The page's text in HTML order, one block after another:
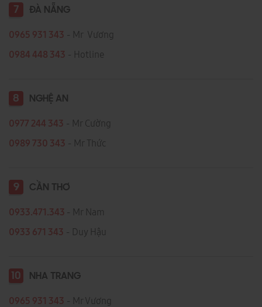
7 ĐÀ NẴNG
0965 931 343 - Mr Vương
0984 448 343 - Hotline
8 NGHỆ AN
0977 244 343 - Mr Cường
0989 730 343 - Mr Thức
9 CẦN THƠ
0933.471.343 - Mr Nam
0933 671 343 - Duy Hậu
10 NHA TRANG
0965 931 343 - Mr Vương